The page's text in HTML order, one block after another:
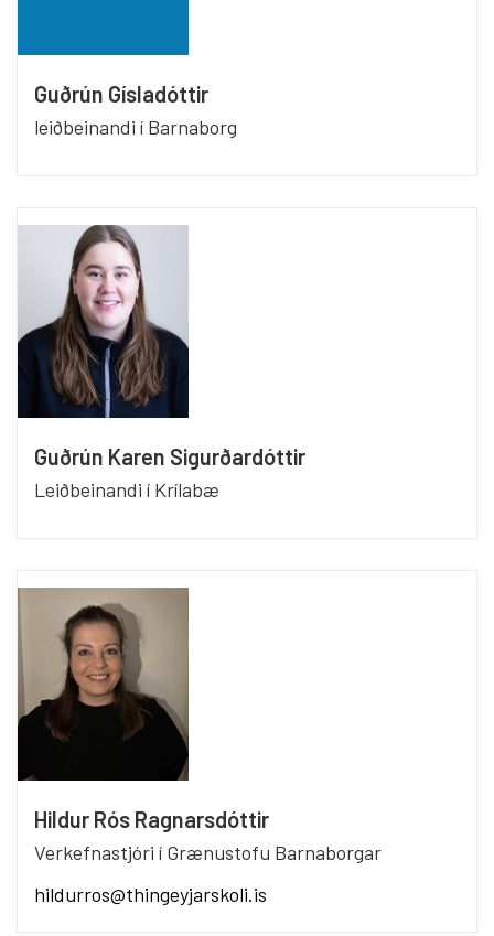
Guðrún Gísladóttir
leiðbeinandi í Barnaborg
Guðrún Karen Sigurðardóttir
Leiðbeinandi í Krílabæ
Hildur Rós Ragnarsdóttir
Verkefnastjóri í Grænustofu Barnaborgar
hildurros@thingeyjarskoli.is